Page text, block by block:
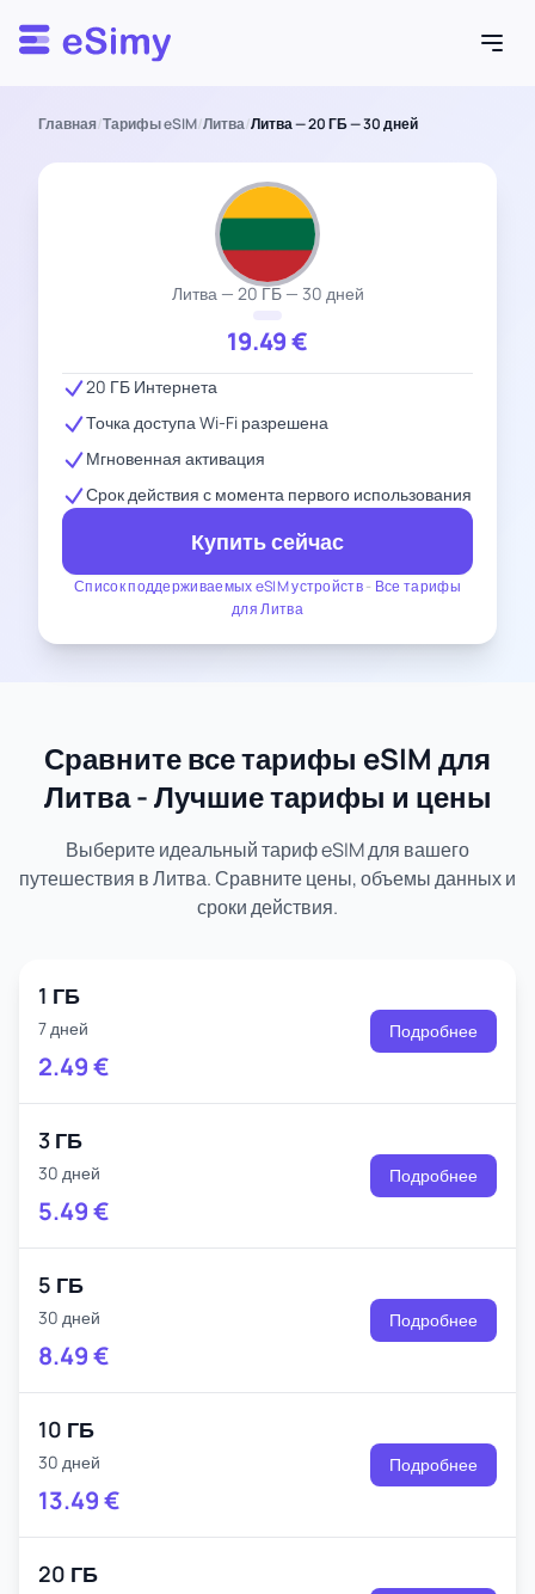
Esimy
Главная/Тарифы eSIM/Литва/Литва — 20 ГБ — 30 дней
Литва — 20 ГБ — 30 дней
19.49€
Список поддерживаемых eSIM устройств- Все тарифы
для Литва
20 ГБ Интернета
Точка доступа Wi-Fi разрешена
Мгновенная активация
Срок действия с момента первого использования
Купить сейчас
Сравните все тарифы eSIM для
Литва - Лучшие тарифы и цены
Выберите идеальный тариф eSIM для вашего
путешествия в Литва. Сравните цены, объемы данных и
сроки действия.
1 ГБ
7 дней
2.49€
Подробнее
3 ГБ
30 дней
5.49€
Подробнее
5 ГБ
30 дней
8.49€
Подробнее
10 ГБ
30 дней
13.49€
Подробнее
20 ГБ